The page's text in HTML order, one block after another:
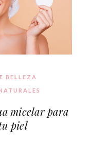
BELLEZA
micelar para
piel